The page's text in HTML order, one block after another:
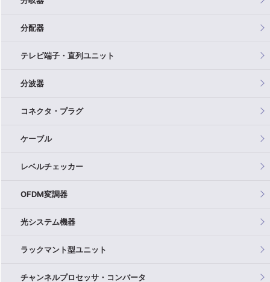
分配器
テレビ端子・直列ユニット
分波器
コネクタ・プラグ
ケーブル
レベルチェッカー
OFDM変調器
光システム機器
ラックマント型ユニット
チャンネルプロセッサ・コンバータ